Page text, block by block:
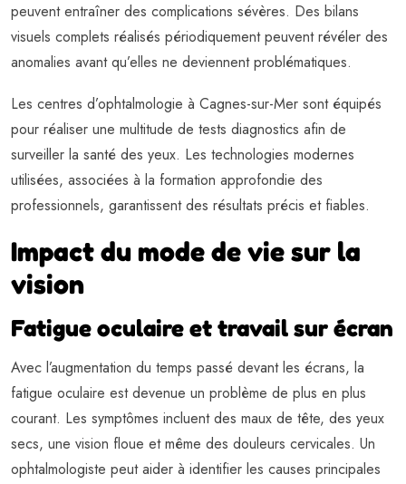
peuvent entraîner des complications sévères. Des bilans
visuels complets réalisés périodiquement peuvent révéler des
anomalies avant qu’elles ne deviennent problématiques.
Les centres d’ophtalmologie à Cagnes-sur-Mer sont équipés
pour réaliser une multitude de tests diagnostics afin de
surveiller la santé des yeux. Les technologies modernes
utilisées, associées à la formation approfondie des
professionnels, garantissent des résultats précis et fiables.
Impact du mode de vie sur la
vision
Fatigue oculaire et travail sur écran
Avec l’augmentation du temps passé devant les écrans, la
fatigue oculaire est devenue un problème de plus en plus
courant. Les symptômes incluent des maux de tête, des yeux
secs, une vision floue et même des douleurs cervicales. Un
ophtalmologiste peut aider à identifier les causes principales